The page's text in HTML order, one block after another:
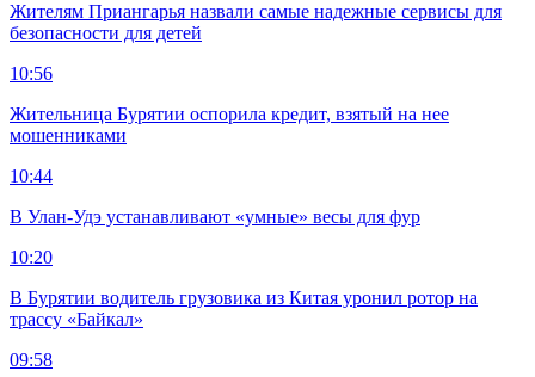
Жителям Приангарья назвали самые надежные сервисы для
безопасности для детей
10:56
Жительница Бурятии оспорила кредит, взятый на нее
мошенниками
10:44
В Улан-Удэ устанавливают «умные» весы для фур
10:20
В Бурятии водитель грузовика из Китая уронил ротор на
трассу «Байкал»
09:58